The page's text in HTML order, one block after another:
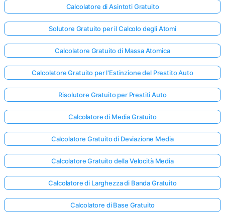
Calcolatore di Asintoti Gratuito
Solutore Gratuito per il Calcolo degli Atomi
Calcolatore Gratuito di Massa Atomica
Calcolatore Gratuito per l'Estinzione del Prestito Auto
Risolutore Gratuito per Prestiti Auto
Calcolatore di Media Gratuito
Calcolatore Gratuito di Deviazione Media
Calcolatore Gratuito della Velocità Media
Calcolatore di Larghezza di Banda Gratuito
Calcolatore di Base Gratuito